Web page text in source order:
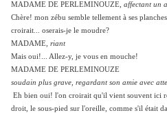
MADAME DE PERLEMINOUZE, affectant un
Chère! mon zébu semble tellement à ses
croirait... oserais-je le moudre?
MADAME, riant
Mais oui!... Allez-y, je vous en mouche!
MADAME DE PERLEMINOUZE
soudain plus grave, regardant son amie avec
Eh bien oui! l'on croirait qu'il vient souvent ici
droit, le sous-pied sur l'oreille, comme s'il était